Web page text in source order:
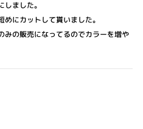
ました。
にカットして貰いました。
みの販売になってるのでカラーを増や